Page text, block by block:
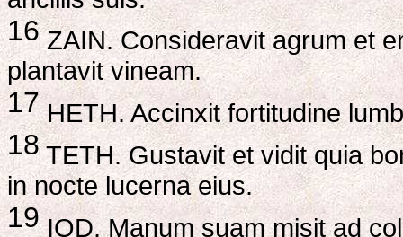
16ZAIN. Consideravit agrum et
plantavit vineam.
17HETH. Accinxit fortitudine
18TETH. Gustavit et vidit quia
in nocte lucerna eius.
19IOD. Manum suam misit ad